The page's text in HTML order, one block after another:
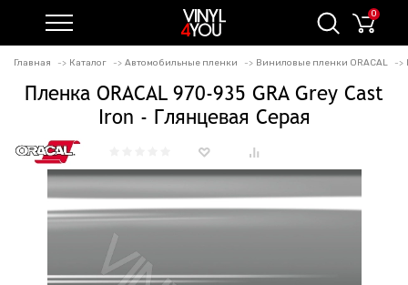
0
Главная Каталог Автомобильные пленки Виниловые пленки ORACAL
Пленка ORACAL 970-935 GRA Grey Cast
Iron - Глянцевая Серая